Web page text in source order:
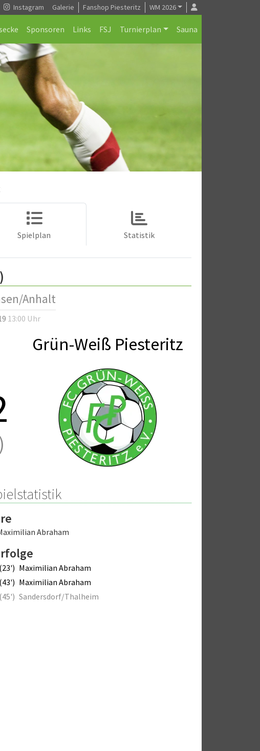
Instagram Galerie Fanshop Piesteritz WM 2026
Sponsoren Links FSJ Turnierplan Sauna
Spielplan Statistik
Anhalt
13:00 Uhr
Grün-Weiß Piesteritz
Abraham
Maximilian Abraham
Maximilian Abraham
Sandersdorf/Thalheim